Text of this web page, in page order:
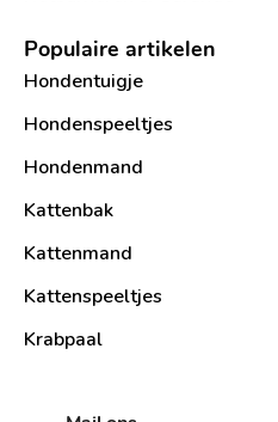
Populaire artikelen
Hondentuigje
Hondenspeeltjes
Hondenmand
Kattenbak
Kattenmand
Kattenspeeltjes
Krabpaal​